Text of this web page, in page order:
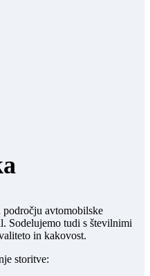
področju avtomobilske
Sodelujemo tudi s številnimi
in kakovost.
storitve: